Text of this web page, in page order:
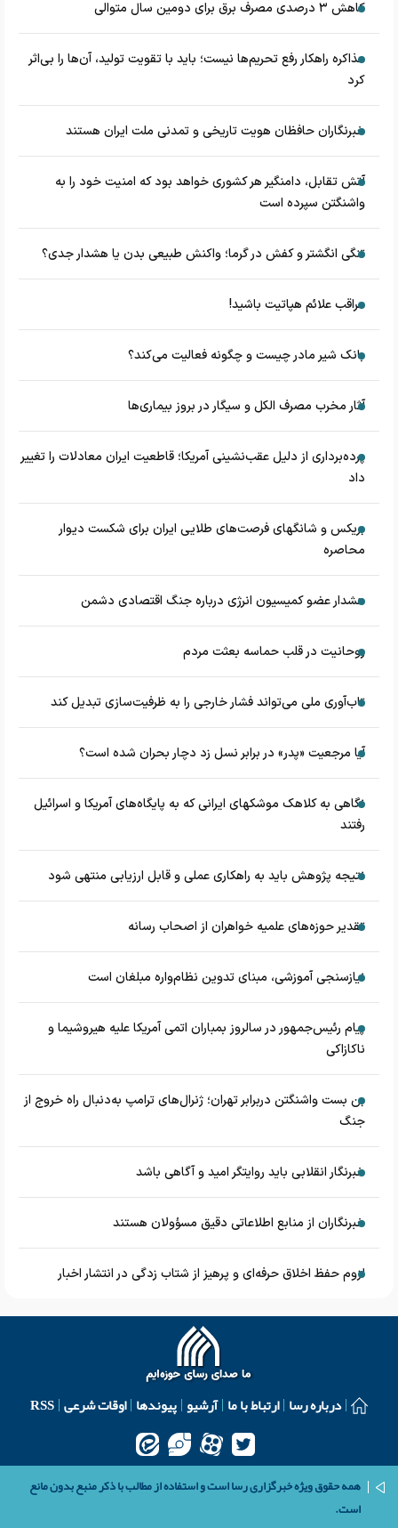
کاهش ۳ درصدی مصرف برق برای دومین سال متوالی
مذاکره راهکار رفع تحریم‌ها نیست؛ باید با تقویت تولید، آن‌ها را بی‌اثر
کرد
خبرنگاران حافظان هویت تاریخی و تمدنی ملت ایران هستند
آتش تقابل، دامنگیر هر کشوری خواهد بود که امنیت خود را به
واشنگتن سپرده است
تنگی انگشتر و کفش در گرما؛ واکنش طبیعی بدن یا هشدار جدی؟
مراقب علائم هپاتیت باشید!
بانک شیر مادر چیست و چگونه فعالیت می‌کند؟
آثار مخرب مصرف الکل و سیگار در بروز بیماری‌ها
پرده‌برداری از دلیل عقب‌نشینی آمریکا؛ قاطعیت ایران معادلات را تغییر
داد
بریکس و شانگهای فرصت‌های طلایی ایران برای شکست دیوار
محاصره
هشدار عضو کمیسیون انرژی درباره جنگ اقتصادی دشمن
روحانیت در قلب حماسه بعثت مردم
تاب‌آوری ملی می‌تواند فشار خارجی را به ظرفیت‌سازی تبدیل کند
آیا مرجعیت «پدر» در برابر نسل زد دچار بحران شده است؟
نگاهی به کلاهک‎ موشک‎های ایرانی که به پایگاه‌های آمریکا و اسرائیل
رفتند
نتیجه پژوهش باید به راهکاری عملی و قابل ارزیابی منتهی شود
تقدیر حوزه‌های علمیه خواهران از اصحاب رسانه
نیازسنجی آموزشی، مبنای تدوین نظام‌واره مبلغان است
پیام رئیس‌جمهور در سالروز بمباران اتمی آمریکا علیه هیروشیما و
ناکازاکی
بن بست واشنگتن دربرابر تهران؛ ژنرال‌های ترامپ به‌دنبال راه خروج از
جنگ
خبرنگار انقلابی باید روایتگر امید و آگاهی باشد
خبرنگاران از منابع اطلاعاتی دقیق مسؤولان هستند
لزوم حفظ اخلاق حرفه‌ای و پرهیز از شتاب زدگی در انتشار اخبار
درباره رسا ارتباط با ما آرشیو پیوندها اوقات شرعی RSS
همه حقوق ویژه خبرگزاری رسا است و استفاده از مطالب با ذکر منبع بدون مانع
است.